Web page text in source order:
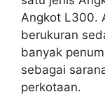
Angkot L300.
berukuran
banyak
sebagai
perkotaan.